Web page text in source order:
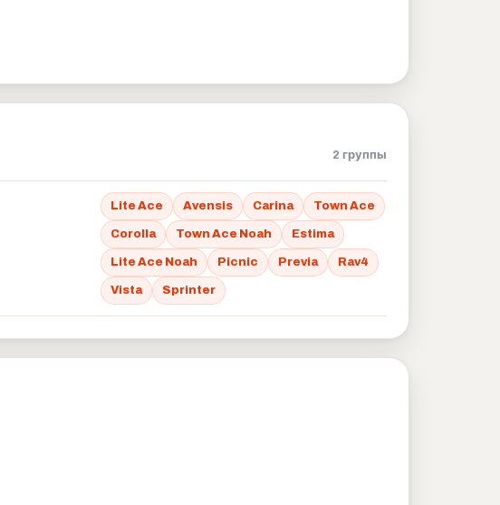
2 группы
Lite Ace Avensis Carina Town Ace
Corolla Town Ace Noah Estima
Lite Ace Noah Picnic Previa Rav4
Vista Sprinter